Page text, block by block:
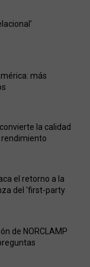
más
la calidad
el retorno a la
del 'first-party
de NORCLAMP